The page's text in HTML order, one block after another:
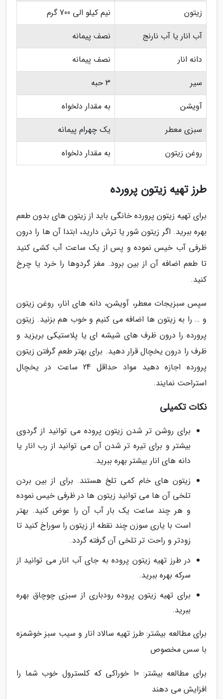
زیتون
نیم کیلو الی 700 گرم
آب انار یا آب نارنج
نصف پیمانه
دانه انار
نصف پیمانه
سیر
3 حبه
آویشن
به مقدار دلخواه
سبزی معطر
یک چهرام پیمانه
روغن زیتون
به مقدار دلخواه
طرز تهیه زیتون پرورده
برای تهیه زیتون پرورده خانگی باید از زیتون های بدون طعم
بهره ببرید. اگر زیتون شور یا ترش دارید، ابتدا آن ها را درون
ظرفی آب خیس نموده و پس از یک ساعت آب کشی کنید
تا طعم اضافه آن از بین برود. مغز گردوها را خرد یا چرخ
کنید.
سپس سبزیجات معطر، آویشن، دانه های انار، روغن زیتون
و … را به زیتون ها اضافه می کنیم و خوب هم بزنید. زیتون
پرورده را درون ظرف های شیشه ای یا پلاستیکی بریزید و
ظرف را درون یخچال قرار دهید. برای بهتر طعم گرفتن زیتون
پرورده اجازه دهید مواد حداقل 24 ساعت در یخچال
استراحت نمایند.
نکات تکمیلی
برای روشن تر شدن زیتون پروده می توانید از گردوی
بیشتر و برای تیره تر شدن آن می توانید از رب انار یا
دانه های انار بیشتر بهره ببرید.
زیتون های خام کمی تلخ هستند. برای از بین بردن
تلخی آن ها می توانید زیتون ها در ظرفی خیس نموده
و هر چند ساعت یک بار آب آن را عوض کنید. بهتر
است با یاری سوزن چند نقطه از زیتون را سوراخ کنید تا
زودتر و راحت تر تلخی آن گرفته گردد.
در طرز تهیه زیتون پروده به جای آب انار می توانید از
سرکه بهره ببرید.
برای تهیه زیتون پروده رودباری از سبزی چوچاق بهره
ببرید.
برای مطالعه بیشتر: طرز تهیه سالاد انار و سیب سبز خوشمزه
با سس مخصوص
برای مطالعه بیشتر: 10 خوراکی که کلسترول خوب شما را
افزایش می دهند